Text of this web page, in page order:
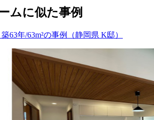
ムに似た事例
63年/63m²の事例（静岡県 K邸）